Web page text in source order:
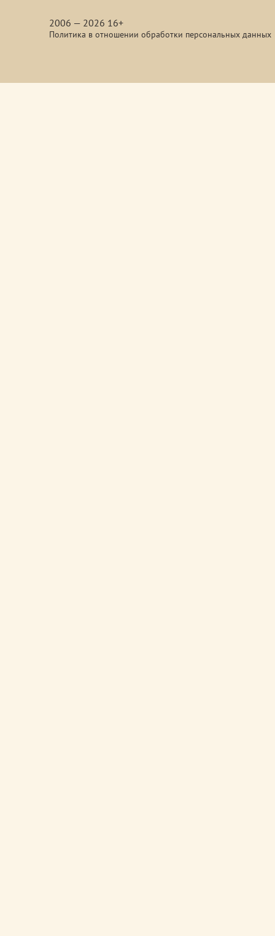
2006 — 2026 16+
Политика в отношении обработки персональных данных